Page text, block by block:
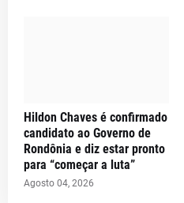
Hildon Chaves é confirmado
candidato ao Governo de
Rondônia e diz estar pronto
para “começar a luta”
Agosto 04, 2026